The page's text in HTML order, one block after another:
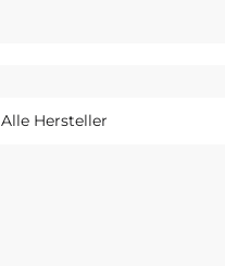
Alle Hersteller